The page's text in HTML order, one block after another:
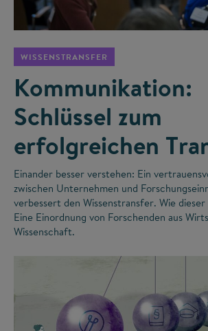
WISSENSTRANSFER
Kommunikation:
Schlüssel zum
erfolgreichen
Einander besser verstehen: Ein
zwischen Unternehmen und
verbessert den Wissenstransfer. Wie
Eine Einordnung von Forschenden aus
Wissenschaft.